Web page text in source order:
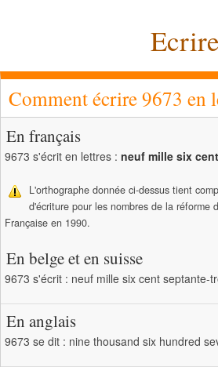
Comment écrire 9673 en
En français
9673 s'écrit en lettres : neuf mille six
L'orthographe donnée ci-dessus tient
d'écriture pour les nombres de la réforme
Française en 1990.
En belge et en suisse
9673 s'écrit : neuf mille six cent septante-
En anglais
9673 se dit : nine thousand six hundred